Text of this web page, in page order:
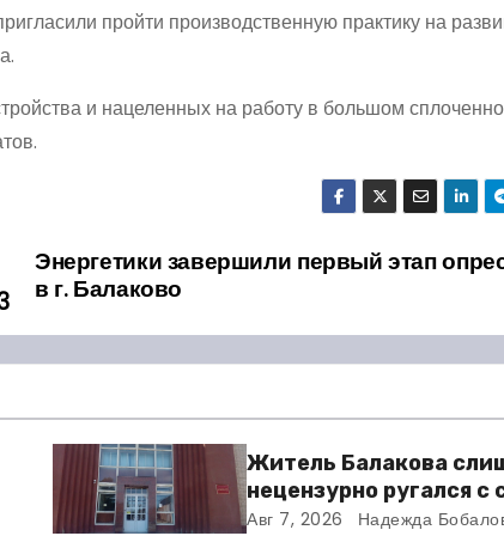
пройти производственную практику на
и нацеленных на работу в большом
Энергетики завершили первый этап
в г. Балаково
Житель Балакова
нецензурно ругался с
и получил двое суток
Авг 7, 2026 Надежда